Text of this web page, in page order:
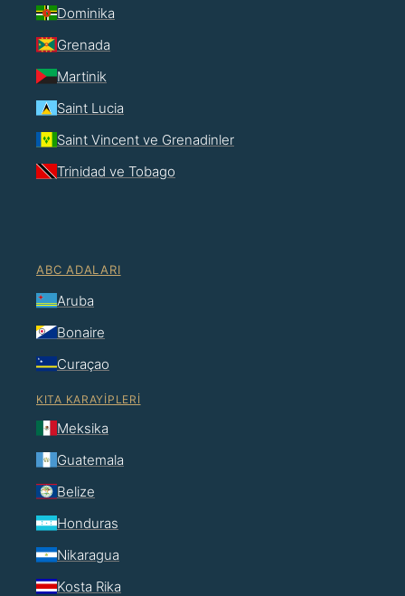
Dominika
Grenada
Martinik
Saint Lucia
Saint Vincent ve Grenadinler
Trinidad ve Tobago
ABC ADALARI
Aruba
Bonaire
Curaçao
KITA KARAYIPLERI
Meksika
Guatemala
Belize
Honduras
Nikaragua
Kosta Rika